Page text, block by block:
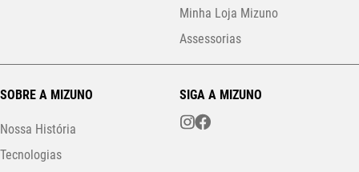
Minha Loja Mizuno
Assessorias
SOBRE A MIZUNO
Nossa História
Tecnologias
SIGA A MIZUNO